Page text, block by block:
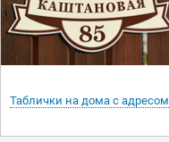
Таблички на дома с адресом